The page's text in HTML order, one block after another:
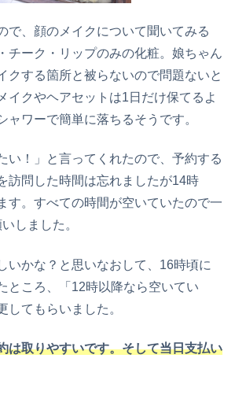
で、顔のメイクについて聞いてみる
チーク・リップのみの化粧。娘ちゃん
クする箇所と被らないので問題ないと
イクやヘアセットは1日だけ保てるよ
ャワーで簡単に落ちるそうです。
い！」と言ってくれたので、予約する
訪問した時間は忘れましたが14時
す。すべての時間が空いていたので一
しました。
いかな？と思いなおして、16時頃に
ところ、「12時以降なら空いてい
してもらいました。
は取りやすいです。そして当日支払い